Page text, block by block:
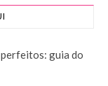
guia do